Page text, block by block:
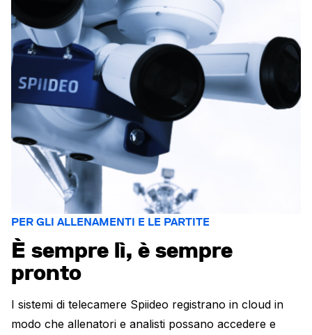
PER GLI ALLENAMENTI E LE PARTITE
È sempre lì, è sempre
pronto
I sistemi di telecamere Spiideo registrano in cloud in
modo che allenatori e analisti possano accedere e